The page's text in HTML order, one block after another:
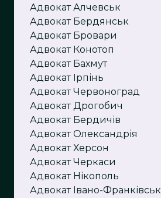
Адвокат Алчевськ
Адвокат Бердянськ
Адвокат Бровари
Адвокат Конотоп
Адвокат Бахмут
Адвокат Ірпінь
Адвокат Червоноград
Адвокат Дрогобич
Адвокат Бердичів
Адвокат Олександрія
Адвокат Херсон
Адвокат Черкаси
Адвокат Нікополь
Адвокат Івано-Франківськ